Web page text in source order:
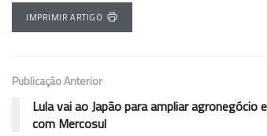
IMPRIMIR ARTIGO
Publicação Anterior
Lula vai ao Japão para ampliar agronegócio
com Mercosul